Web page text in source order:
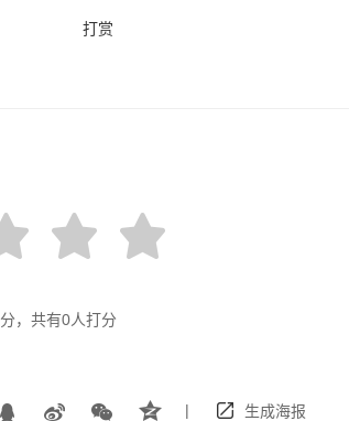
打赏
分，共有0人打分
| 生成海报